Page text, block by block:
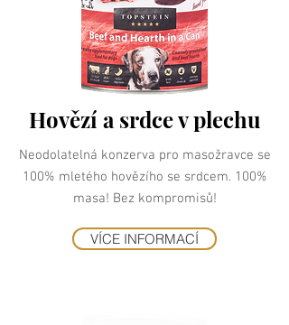
Hovězí a srdce v plechu
Neodolatelná konzerva pro masožravce se
100% mletého hovězího se srdcem. 100%
masa! Bez kompromisů!
VÍCE INFORMACÍ